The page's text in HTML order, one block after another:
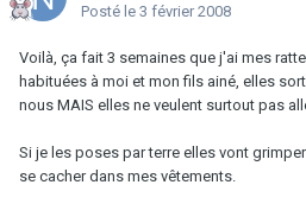
Posté le 3 février 2008
Voilà, ça fait 3 semaines que j'ai mes
habituées à moi et mon fils ainé, elles
nous MAIS elles ne veulent surtout pas
Si je les poses par terre elles vont
se cacher dans mes vêtements.